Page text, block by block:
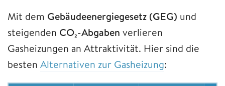
Mit dem Gebäudeenergiegesetz (GEG) und
steigenden CO₂-Abgaben verlieren
Gasheizungen an Attraktivität. Hier sind die
besten Alternativen zur Gasheizung: